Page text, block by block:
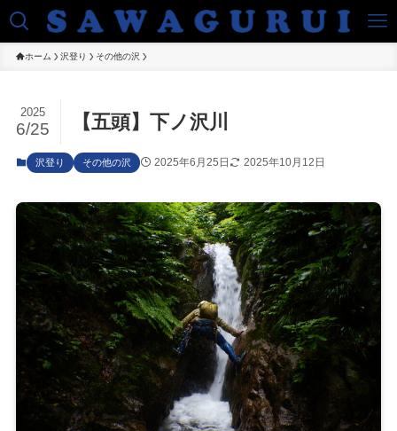
ホーム 沢登り その他の沢
【五頭】下ノ沢川
2025
6/25
沢登り その他の沢 2025年6月25日 2025年10月12日